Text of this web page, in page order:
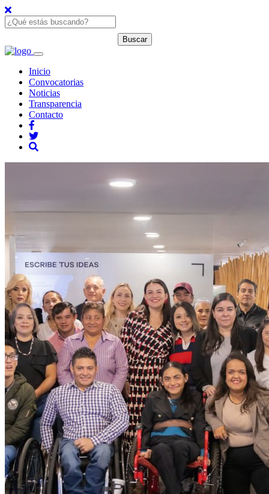
Inicio
Convocatorias
Noticias
Transparencia
Contacto